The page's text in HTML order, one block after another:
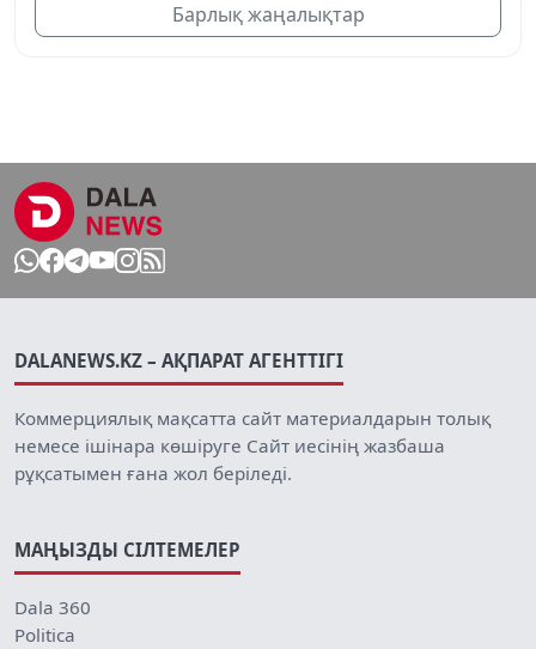
Барлық жаңалықтар
DALANEWS.KZ – АҚПАРАТ АГЕНТТІГІ
Коммерциялық мақсатта сайт материалдарын толық
немесе ішінара көшіруге Сайт иесінің жазбаша
рұқсатымен ғана жол беріледі.
МАҢЫЗДЫ СІЛТЕМЕЛЕР
Dala 360
Politica